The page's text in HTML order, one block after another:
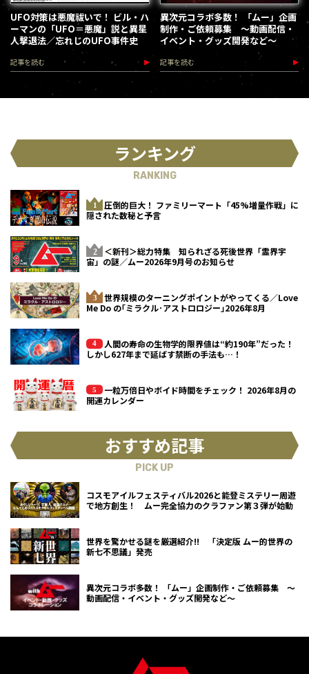
UFO対策は悪魔祓いで！ ビル・ハ
ーマンの「UFO＝悪魔」説と異星
人撃退法／忘れじのUFO事件史
記事を読む
異次元コラボ多数！ 「ムー」企画
制作・ご依頼募集 ～動画配信・
イベント・グッズ開発など～
記事を読む
ランキング
RANKING
圧倒的巨大！ ファミリーマート「45%増量作戦」に
隠された数秘と予言
＜新刊＞総力特集 知られざる死後世界「霊界宇
宙」の謎／ムー2026年9月号のお知らせ
世界規模のターニングポイントがやってくる／Love
Me Do の｢ミラクル･アストロロジー｣2026年8月
人間の寿命の生物学的限界値は“約190年”だった！
しかし627年まで延ばす禁断の手法も…！
一粒万倍日やボイド時間をチェック！ 2026年8月の
開運カレンダー
おすすめ記事
PICK UP
コスモアイルフェスティバル2026と能登ミステリー周遊
で地方創生！ ムー完全協力のクラファン第３弾が始動
世界を驚かせる謎を厳選紹介!! 「決定版 ムー的世界の
新七不思議」発売
異次元コラボ多数！ 「ムー」企画制作・ご依頼募集 ～
動画配信・イベント・グッズ開発など～